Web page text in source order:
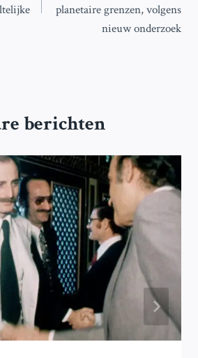
planetaire grenzen, volgens
nieuw onderzoek
berichten